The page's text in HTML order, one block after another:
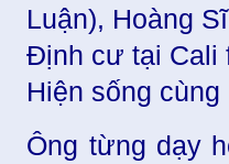
Luận), Hoàng
Ðịnh cư tại Cali
Hiện sống
Ông từng dạy